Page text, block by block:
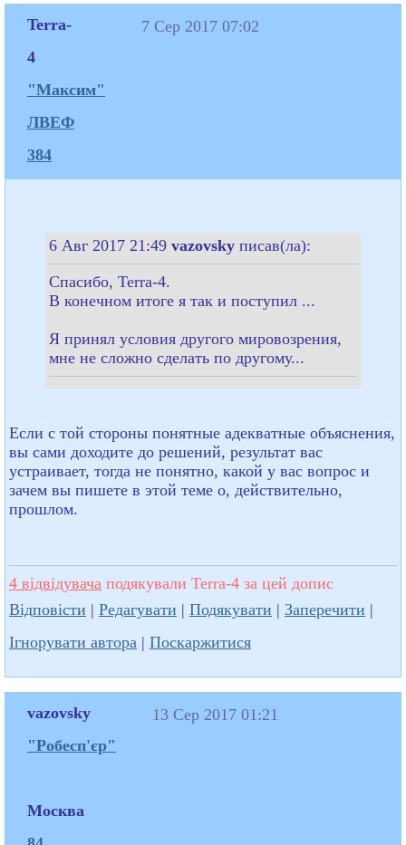
Terra-
4
"Максим"
ЛВЕФ
384
7 Сер 2017 07:02
6 Авг 2017 21:49 vazovsky писав(ла):
Спасибо, Terra-4.
В конечном итоге я так и поступил ...
Я принял условия другого мировозрения,
мне не сложно сделать по другому...
Если с той стороны понятные адекватные объяснения,
вы сами доходите до решений, результат вас
устраивает, тогда не понятно, какой у вас вопрос и
зачем вы пишете в этой теме о, действительно,
прошлом.
4 відвідувача подякували Terra-4 за цей допис
Відповісти | Редагувати | Подякувати | Заперечити |
Ігнорувати автора | Поскаржитися
vazovsky
"Робесп'єр"
Москва
13 Сер 2017 01:21